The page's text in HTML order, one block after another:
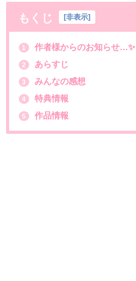
もくじ [非表示]
1 作者様からのお知らせ…✨
2 あらすじ
3 みんなの感想
4 特典情報
5 作品情報